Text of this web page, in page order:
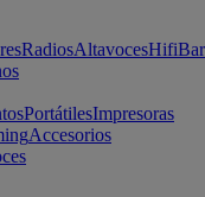
RadiosAltavocesHifi
PortátilesImpresoras
Accesorios